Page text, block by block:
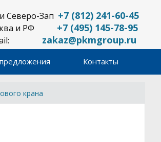
Северо-Зап +7 (812) 241-60-45
и РФ +7 (495) 145-78-95
zakaz@pkmgroup.ru
Контакты
крана